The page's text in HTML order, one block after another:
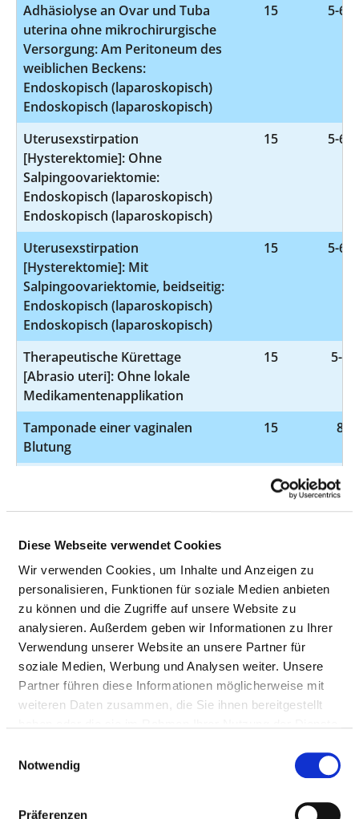
Diese Webseite verwendet Cookies
Wir verwenden Cookies, um Inhalte und Anzeigen zu
personalisieren, Funktionen für soziale Medien anbieten
zu können und die Zugriffe auf unsere Website zu
analysieren. Außerdem geben wir Informationen zu Ihrer
Verwendung unserer Website an unsere Partner für
soziale Medien, Werbung und Analysen weiter. Unsere
Partner führen diese Informationen möglicherweise mit
weiteren Daten zusammen, die Sie ihnen bereitgestellt
Notwendig
Präferenzen
Adhäsiolyse an Ovar und Tuba
uterina ohne mikrochirurgische
Versorgung: Am Peritoneum des
weiblichen Beckens:
Endoskopisch (laparoskopisch)
Endoskopisch (laparoskopisch)
15 5-
Uterusexstirpation
[Hysterektomie]: Ohne
Salpingoovariektomie:
Endoskopisch (laparoskopisch)
Endoskopisch (laparoskopisch)
15 5-
Uterusexstirpation
[Hysterektomie]: Mit
Salpingoovariektomie, beidseitig:
Endoskopisch (laparoskopisch)
Endoskopisch (laparoskopisch)
15 5-
Therapeutische Kürettage
[Abrasio uteri]: Ohne lokale
Medikamentenapplikation
15 5-
Tamponade einer vaginalen
Blutung
15 8-
15 8-
Abdomens mit Kontrastmittel
Manipulationen an der
Harnblase: Instillation
13
Transfusion von Vollblut,
Erythrozytenkonzentrat und
Thrombozytenkonzentrat:
Erythrozytenkonzentrat: 1 TE bis
unter 6 TE 1 TE bis unter 6 TE
13 8-
von erkranktem Gewebe der